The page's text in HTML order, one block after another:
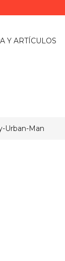
Y ARTÍCULOS
Urban-Man